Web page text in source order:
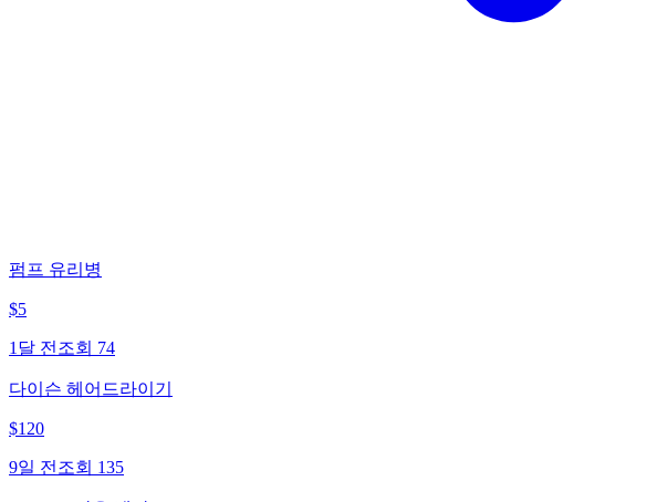
펌프 유리병
$5
1달 전 조회 74
다이슨 헤어드라이기
$120
9일 전 조회 135